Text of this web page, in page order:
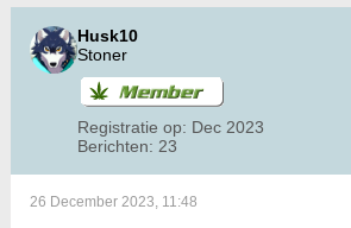
Husk10
Stoner
Registratie op: Dec 2023
Berichten: 23
26 December 2023, 11:48